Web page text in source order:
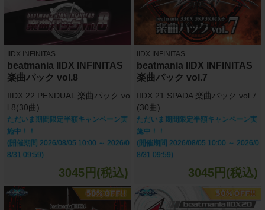
IIDX INFINITAS
beatmania IIDX INFINITAS
楽曲パック vol.8
IIDX 22 PENDUAL 楽曲パック vo
l.8(30曲)
ただいま期間限定半額キャンペーン実
施中！！
(開催期間 2026/08/05 10:00 ～ 2026/0
8/31 09:59)
3045円(税込)
IIDX INFINITAS
beatmania IIDX INFINITAS
楽曲パック vol.7
IIDX 21 SPADA 楽曲パック vol.7
(30曲)
ただいま期間限定半額キャンペーン実
施中！！
(開催期間 2026/08/05 10:00 ～ 2026/0
8/31 09:59)
3045円(税込)